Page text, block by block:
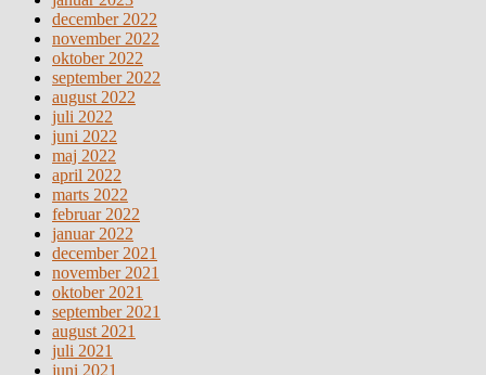
december 2022
november 2022
oktober 2022
september 2022
august 2022
juli 2022
juni 2022
maj 2022
april 2022
marts 2022
februar 2022
januar 2022
december 2021
november 2021
oktober 2021
september 2021
august 2021
juli 2021
juni 2021